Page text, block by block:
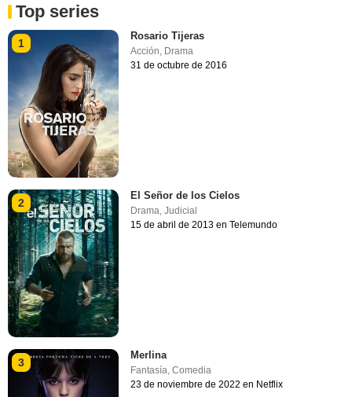
Top series
1
Rosario Tijeras
Acción Drama
31 de octubre de 2016
2
El Señor de los Cielos
Drama,Judicial
15 de abril de 2013 en Telemundo
3
Merlina
Fantasía,Comedia
23 de noviembre de 2022 en Netflix